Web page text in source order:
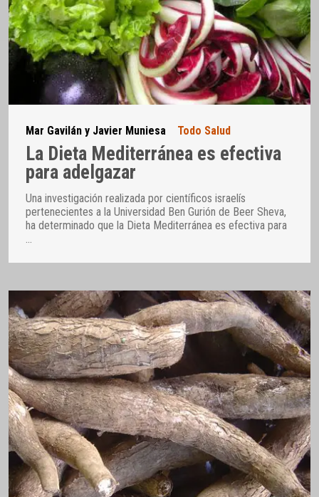
Mar Gavilán y Javier Muniesa Todo Salud
La Dieta Mediterránea es efectiva
para adelgazar
Una investigación realizada por científicos israelís
pertenecientes a la Universidad Ben Gurión de Beer Sheva,
ha determinado que la Dieta Mediterránea es efectiva para
…